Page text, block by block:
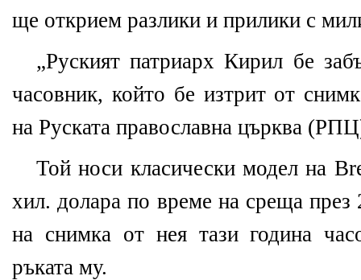
ще открием разлики и прилики с
„Руският патриарх Кирил бе
часовник, който бе изтрит от
на Руската православна църква
Той носи класически модел на
хил. долара по време на среща
на снимка от нея тази година
ръката му.